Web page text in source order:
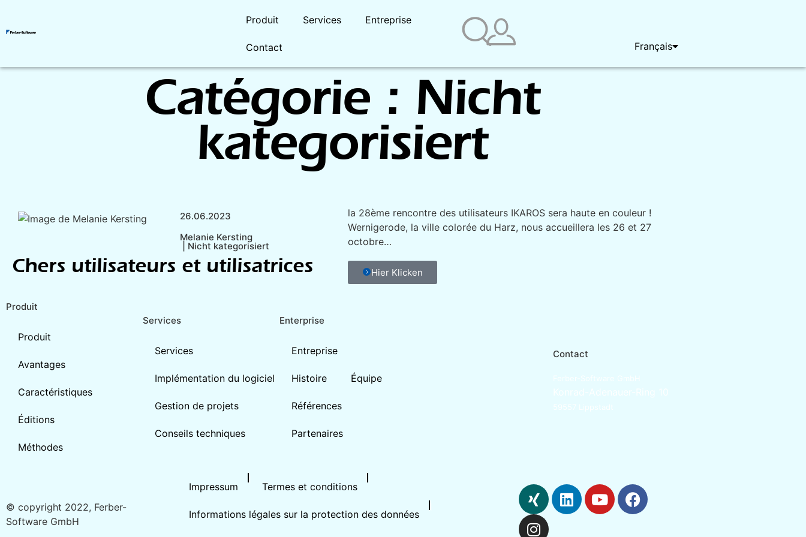
Produit Services Entreprise
Contact Français
Deutsch
Catégorie : Nicht
kategorisiert
26.06.2023
Melanie Kersting
Nicht kategorisiert
Chers utilisateurs et utilisatrices
la 28ème rencontre des utilisateurs IKAROS sera haute en couleur !
Wernigerode, la ville colorée du Harz, nous accueillera les 26 et 27
octobre…
Hier Klicken
Produit
Produit
Avantages
Caractéristiques
Éditions
Méthodes
Services
Services
Implémentation du logiciel
Gestion de projets
Conseils techniques
Enterprise
Entreprise
Histoire Équipe
Références
Partenaires
Contact
© copyright 2022, Ferber-
Software GmbH
Impressum Termes et conditions
Informations légales sur la protection des données